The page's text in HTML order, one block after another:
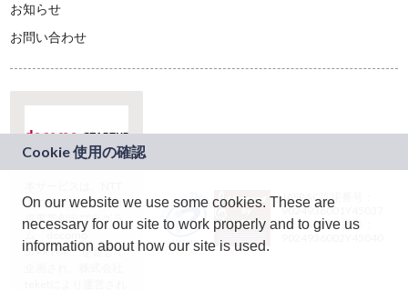
お知らせ
お問い合わせ
ドコモグループの新
規事業創出プログラ
ム「docomo
STARTUP」を通じて
JASRAC許諾番号：
9024936001Y45037
JASRAC許諾番号：
On our website we use some cookies. These are
necessary for our site to work properly and to give us
information about how our site is used.